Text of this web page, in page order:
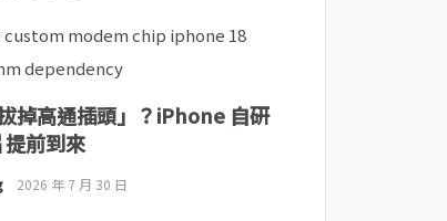
掉高通插頭」？iPhone 自研
提前到來
2026 年 7 月 30 日